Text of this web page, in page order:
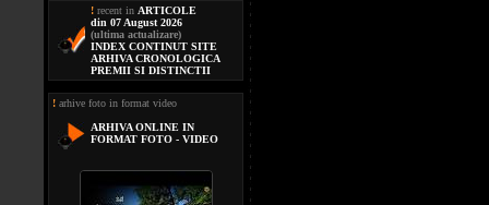
! recent in ARTICOLE
din 07 August 2026
(ultima actualizare)
INDEX CONTINUT SITE
ARHIVA CRONOLOGICA
PREMII SI DISTINCTII
! arhive foto in format video
ARHIVA ONLINE IN
FORMAT FOTO - VIDEO